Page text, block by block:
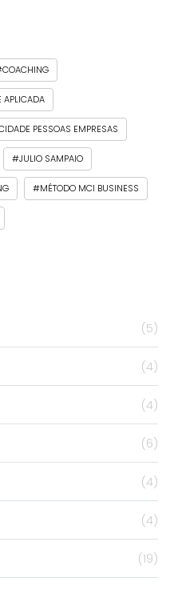
APLICADA
PESSOAS EMPRESAS
#JULIO SAMPAIO
#MÉTODO MCI BUSINESS
(5)
(4)
(4)
(6)
(4)
(4)
(19)